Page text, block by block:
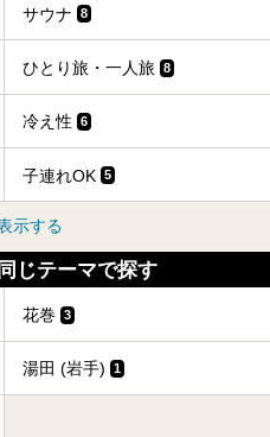
サウナ 8
ひとり旅・一人旅 8
冷え性 6
子連れOK 5
示する
じテーマで探す
花巻 3
湯田 (岩手) 1